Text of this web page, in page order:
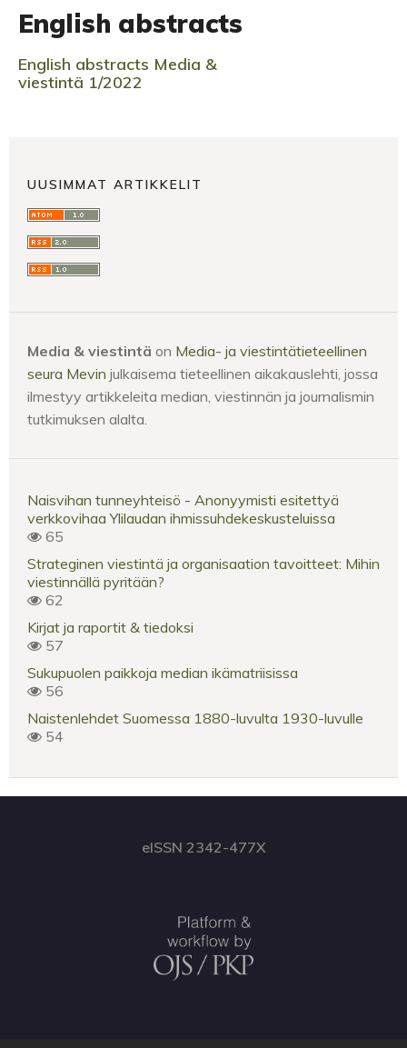
English abstracts
English abstracts Media &
viestintä 1/2022
UUSIMMAT ARTIKKELIT
Media & viestintä on Media- ja viestintätieteellinen
seura Mevin julkaisema tieteellinen aikakauslehti, jossa
ilmestyy artikkeleita median, viestinnän ja journalismin
tutkimuksen alalta.
Naisvihan tunneyhteisö - Anonyymisti esitettyä
verkkovihaa Ylilaudan ihmissuhdekeskusteluissa
65
Strateginen viestintä ja organisaation tavoitteet: Mihin
viestinnällä pyritään?
62
Kirjat ja raportit & tiedoksi
57
Sukupuolen paikkoja median ikämatriisissa
56
Naistenlehdet Suomessa 1880-luvulta 1930-luvulle
54
eISSN 2342-477X